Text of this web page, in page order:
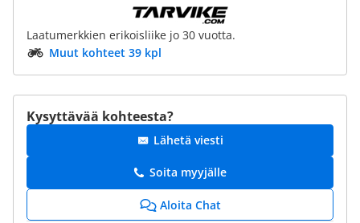
Laatumerkkien erikoisliike jo 30 vuotta.
Muut kohteet 39 kpl
Kysyttävää kohteesta?
Lähetä viesti
Soita myyjälle
Aloita Chat